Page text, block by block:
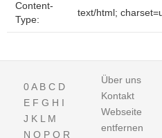
Content-
Type:
text/html;
0A B C D
E F G H I
J K L M
N O P Q R
Über uns
Kontakt
Webseite
entfernen